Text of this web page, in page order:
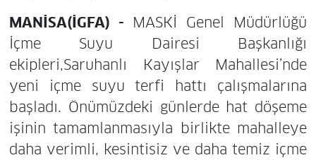
MANİSA(İGFA) - MASKİ Genel Müdürlüğü
İçme Suyu Dairesi Başkanlığı
ekipleri,Saruhanlı Kayışlar Mahallesi’nde
yeni içme suyu terfi hattı çalışmalarına
başladı. Önümüzdeki günlerde hat döşeme
işinin tamamlanmasıyla birlikte mahalleye
daha verimli, kesintisiz ve daha temiz içme